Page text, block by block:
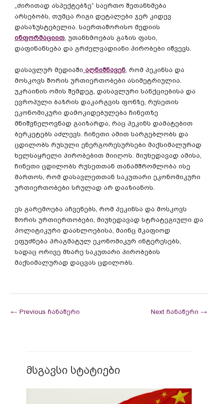
„ძირითად ასპექტებზე“ საერთო შეთანხმება
არსებობს, თუმცა რიგი დეტალები ჯერ კიდევ
დასაზუსტებელია. საერთაშორისო მედიის
ინფორმაციით, უთანხმოებას გაზის ფასი,
დაფინანსება და გრძელვადიანი პირობები იწვევს.
დასავლურ მედიაში აღნიშნავენ, რომ პეკინსა და
მოსკოვს შორის ურთიერთობები ასიმეტრიულია.
უკრაინის ომის შემდეგ, დასავლური სანქციებისა და
ევროპული ბაზრის დაკარგვის ფონზე, რუსეთის
ეკონომიკური დამოკიდებულება ჩინეთზე
მნიშვნელოვნად გაიზარდა, რაც პეკინს დამატებით
ბერკეტებს აძლევს. ჩინეთი ამით სარგებლობს და
ცდილობს რუსული ენერგორესურსები მაქსიმალურად
ხელსაყრელი პირობებით მიიღოს. მიუხედავად ამისა,
ჩინეთი ცდილობს რუსეთთან თანამშრომლობა ისე
მართოს, რომ დასავლეთთან საკუთარი ეკონომიკური
ურთიერთობები სრულად არ დააზიანოს.
ეს გარემოება აჩვენებს რომ პეკინსა და მოსკოვს
შორის ურთიერთობები მიუხედავად სტრატეგიული და
პოლიტიკური დაახლოებისა მაინც მკაფიოდ
ეფუძნება პრაგმატულ ეკონომიკურ ინტერესებს
სადაც ორივე მხარე საკუთარი პირობების
მაქსიმალურად დაცვას ცდილობს
← Previous ჩანაწერი Next ჩანაწერი →
მსგავსი სტატიები